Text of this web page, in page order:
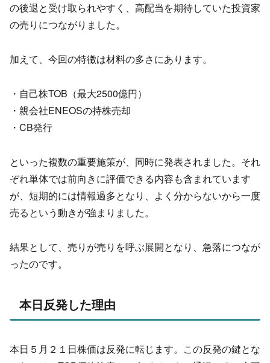
の後退と受け取られやすく、高配当を期待していた投資家
の売りにつながりました。
加えて、今回の特徴は材料の多さにあります。
・自己株TOB（最大2500億円）
・親会社ENEOSの持株売却
・CB発行
といった複数の重要施策が、同時に発表されました。 それ
ぞれ単体では前向きに評価できる内容も含まれています
が、 短期的には情報過多となり、よく分からないから一度
売るという動きが強まりました。
結果として、売りが売りを呼ぶ展開となり、 急落につなが
ったのです。
本日反発した理由
本日５月２１日株価は反発に転じます。 この反発の鍵とな